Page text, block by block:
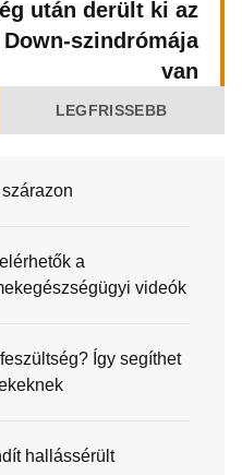
után derült ki az
szindrómája
van
LEGFRISSEBB
a
videók
Így segíthet
hallássérült